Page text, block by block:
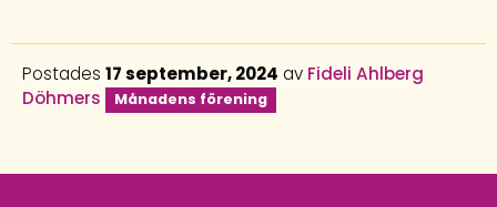
Postades 17 september, 2024 av Fideli Ahlberg
Döhmers
Månadens förening